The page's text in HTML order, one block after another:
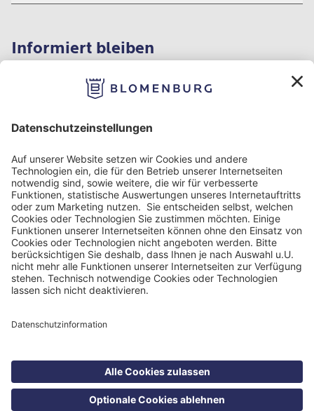
Informiert bleiben
Impressum
Datenschutzinformation
Nutzungsbedingungen
Barrierefreiheit
Cookie Einstellungen
©Blomenburg Holding GmbH 2026